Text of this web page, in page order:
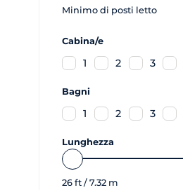
Minimo di posti letto
Cabina/e
1 2 3
Bagni
1 2 3
Lunghezza
26 ft / 7.32 m